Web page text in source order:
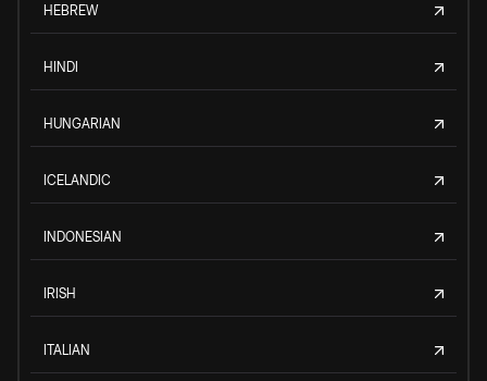
HEBREW
HINDI
HUNGARIAN
ICELANDIC
INDONESIAN
IRISH
ITALIAN